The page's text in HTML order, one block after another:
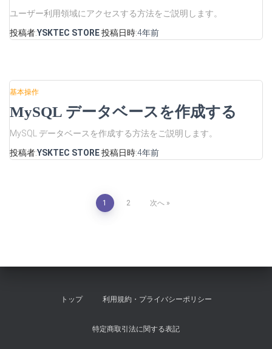
ユーザー利用領域にアクセスする方法をご説明します。
投稿者:YSKTEC STORE投稿日時:4年前
基本操作
MySQL データベースを作成する
MySQL データベースを作成する方法をご説明します。
投稿者:YSKTEC STORE投稿日時:4年前
の
1 2 次へ
トップ 利用規約・プライバシーポリシー
特定商取引法に関する表記